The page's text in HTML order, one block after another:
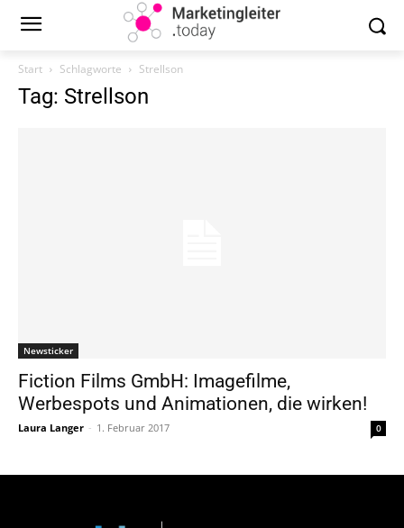
Start Schlagworte Strellson
Tag: Strellson
Newsticker
Fiction Films GmbH: Imagefilme,
Werbespots und Animationen, die wirken!
Laura Langer - 1. Februar 2017 0